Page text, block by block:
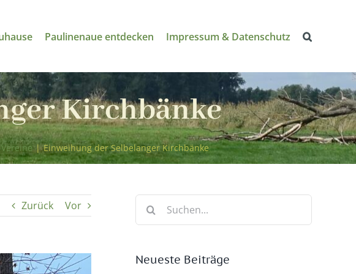
Paulinenaue entdecken Impressum & Datenschutz
Kirchbänke
Vereine | Einweihung der Selbelanger Kirchbänke
Zurück Vor
Suche
Neueste Beiträge